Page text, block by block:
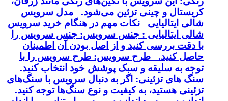
کریستال و چینی تزئین می‌شود. مدل سرویس
شالی ایتالیایی نکات مهم در هنگام خرید سرویس
شالی ایتالیایی : جنس سرویس: جنس سرویس را
با دقت بررسی کنید و از اصل بودن آن اطمینان
حاصل کنید. طرح سرویس: طرح سرویس را با
توجه به سلیقه و سبک پوشش خود انتخاب کنید.
سنگ های تزئینی: اگر به دنبال سرویس با سنگ‌های
تزئینی هستید، به کیفیت و نوع سنگ‌ها توجه کنید.